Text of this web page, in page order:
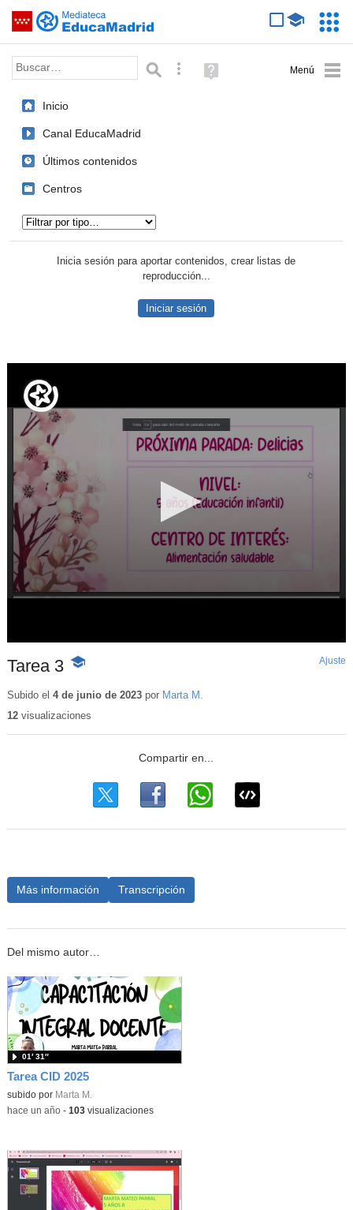
Saltar navegación
Palabra o frase: Búsqueda avanzada
Ayuda
(en
Inicio
Canal EducaMadrid
Últimos contenidos
Centros
Inicia sesión para aportar contenidos, crear listas de
reproducción...
Iniciar sesión
Tarea 3 -
educativo
Ajuste
Subido el 4 de junio de 2023por Marta M.
12visualizaciones
Más información Transcripción
Del mismo autor…
Tarea CID 2025
subido por Marta M.
01′ 31″
-hace un año- 103visualizaciones